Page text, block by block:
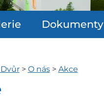
Dokumenty
> O nás> Akce